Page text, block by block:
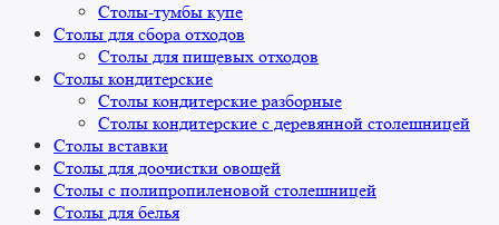
Столы-тумбы купе
Столы для сбора отходов
Столы для пищевых отходов
Столы кондитерские
Столы кондитерские разборные
Столы кондитерские с деревянной столешницей
Столы вставки
Столы для доочистки овощей
Столы с полипропиленовой столешницей
Столы для белья